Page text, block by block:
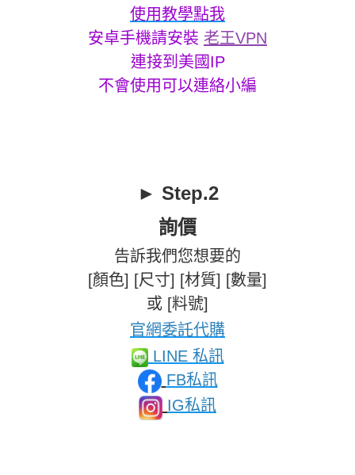
使用教學點我
安卓手機請安裝 老王VPN
連接到美國IP
不會使用可以連絡小編
► Step.2
詢價
告訴我們您想要的
[顏色] [尺寸] [材質] [數量]
或 [料號]
官網委託代購
LINE 私訊
FB私訊
IG私訊